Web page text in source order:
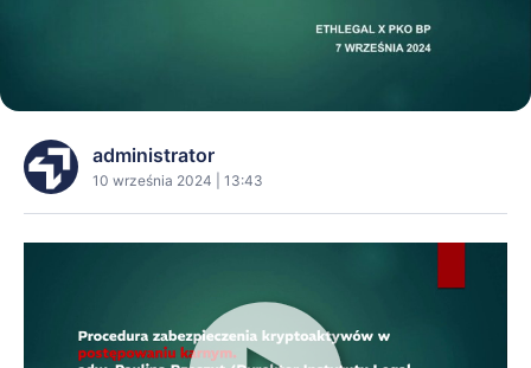
administrator
10 września 2024 | 13:43